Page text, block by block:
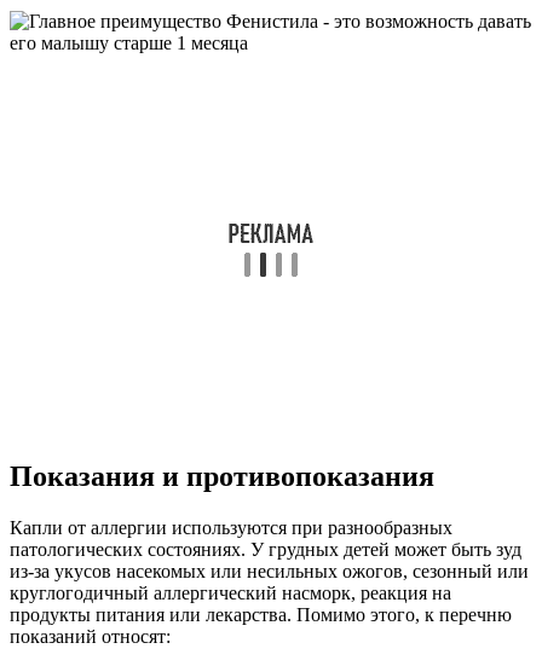
Показания и противопоказания
Капли от аллергии используются при разнообразных
патологических состояниях. У грудных детей может быть зуд
из-за укусов насекомых или несильных ожогов, сезонный или
круглогодичный аллергический насморк, реакция на
продукты питания или лекарства. Помимо этого, к перечню
показаний относят: